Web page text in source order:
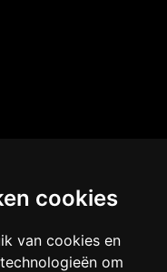
cookies
van cookies en
om